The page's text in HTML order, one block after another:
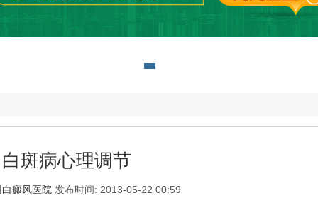
白斑病心理调节
癜风医院 发布时间: 2013-05-22 00:59